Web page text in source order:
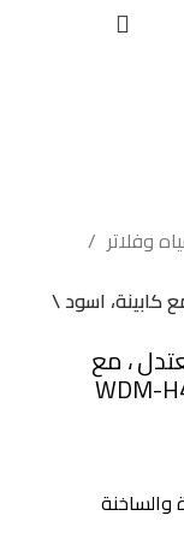
وفلاتر
كابينة، اسود \
، مع
والساخنة